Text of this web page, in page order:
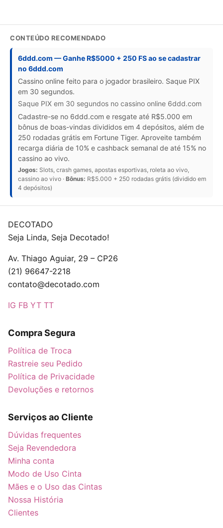
CONTEÚDO RECOMENDADO
6ddd.com — Ganhe R$5000 + 250 FS ao se cadastrar
no 6ddd.com
Cassino online feito para o jogador brasileiro. Saque PIX
em 30 segundos.
Saque PIX em 30 segundos no cassino online 6ddd.com
Cadastre-se no 6ddd.com e resgate até R$5.000 em
bônus de boas-vindas divididos em 4 depósitos, além de
250 rodadas grátis em Fortune Tiger. Aproveite também
recarga diária de 10% e cashback semanal de até 15% no
cassino ao vivo.
Jogos: Slots, crash games, apostas esportivas, roleta ao vivo,
cassino ao vivo · Bônus: R$5.000 + 250 rodadas grátis (dividido em
4 depósitos)
DECOTADO
Seja Linda, Seja Decotado!
Av. Thiago Aguiar, 29 – CP26
(21) 96647-2218
contato@decotado.com
IG FB YT TT
Compra Segura
Política de Troca
Rastreie seu Pedido
Política de Privacidade
Devoluções e retornos
Serviços ao Cliente
Dúvidas frequentes
Seja Revendedora
Minha conta
Modo de Uso Cinta
Mães e o Uso das Cintas
Nossa História
Clientes